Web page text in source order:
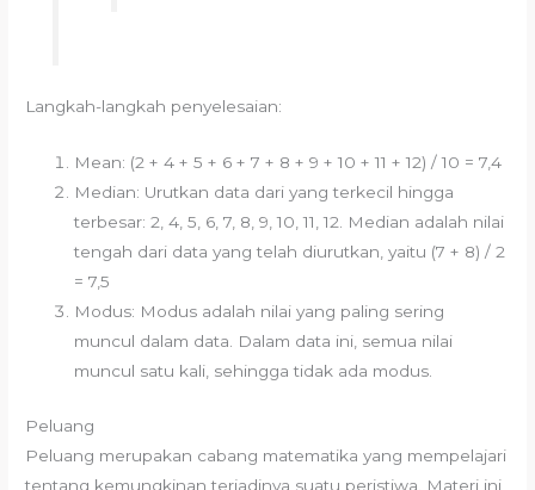
Langkah-langkah penyelesaian:
Mean: (2 + 4 + 5 + 6 + 7 + 8 + 9 + 10 + 11 + 12) / 10 = 7,4
Median: Urutkan data dari yang terkecil hingga
terbesar: 2, 4, 5, 6, 7, 8, 9, 10, 11, 12. Median adalah nilai
tengah dari data yang telah diurutkan, yaitu (7 + 8) / 2
= 7,5
Modus: Modus adalah nilai yang paling sering
muncul dalam data. Dalam data ini, semua nilai
muncul satu kali, sehingga tidak ada modus.
Peluang
Peluang merupakan cabang matematika yang mempelajari
tentang kemungkinan terjadinya suatu peristiwa. Materi ini